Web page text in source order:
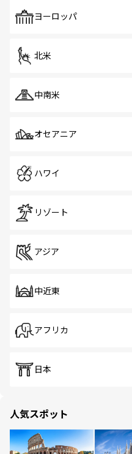
で、ホーカーズは地
ヨーロッパ
北米
中南米
オセアニア
ハワイ
リゾート
アジア
中近東
アフリカ
日本
人気スポット